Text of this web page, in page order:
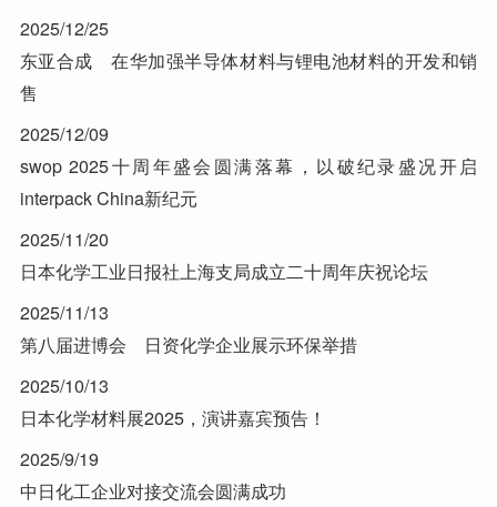
2025/12/25
东亚合成 在华加强半导体材料与锂电池材料的开发和销
售
2025/12/09
swop 2025十周年盛会圆满落幕，以破纪录盛况开启
interpack China新纪元
2025/11/20
日本化学工业日报社上海支局成立二十周年庆祝论坛
2025/11/13
第八届进博会 日资化学企业展示环保举措
2025/10/13
日本化学材料展2025，演讲嘉宾预告！
2025/9/19
中日化工企业对接交流会圆满成功